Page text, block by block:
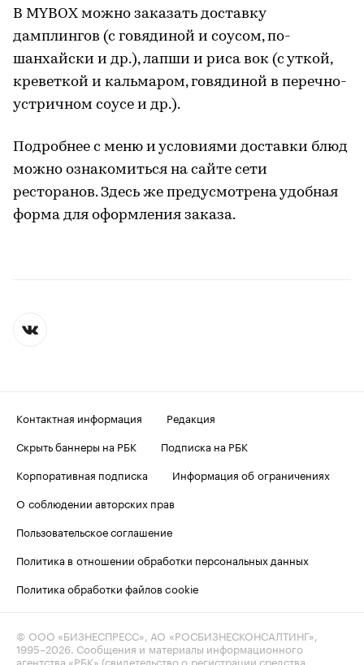
В MYBOX можно заказать доставку
дамплингов (с говядиной и соусом, по-
шанхайски и др.), лапши и риса вок (с уткой,
креветкой и кальмаром, говядиной в перечно-
устричном соусе и др.).
Подробнее с меню и условиями доставки блюд
можно ознакомиться на сайте сети
ресторанов. Здесь же предусмотрена удобная
форма для оформления заказа.
Контактная информация
Редакция
Скрыть баннеры на РБК
Подписка на РБК
Корпоративная подписка
Информация об ограничениях
О соблюдении авторских прав
Пользовательское соглашение
Политика в отношении обработки персональных данных
Политика обработки файлов cookie
© ООО «БИЗНЕСПРЕСС», АО «РОСБИЗНЕСКОНСАЛТИНГ»,
1995–2026. Сообщения и материалы информационного
агентства «РБК» (свидетельство о регистрации средства